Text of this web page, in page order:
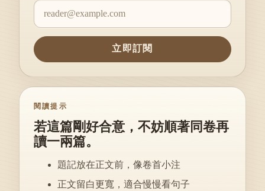
立即訂閱
閱讀提示
若這篇剛好合意，不妨順著同卷再
讀一兩篇。
題記放在正文前，像卷首小注
正文留白更寬，適合慢慢看句子